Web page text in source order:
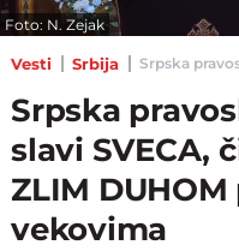
Foto: N. Zejak
Vesti Srbija Srpska
Srpska
slavi SVECA,
ZLIM
vekovima